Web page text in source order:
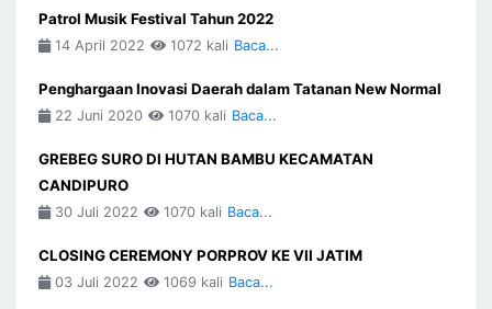
Patrol Musik Festival Tahun 2022
14 April 2022 1072 kali Baca...
Penghargaan Inovasi Daerah dalam Tatanan New Normal
22 Juni 2020 1070 kali Baca...
GREBEG SURO DI HUTAN BAMBU KECAMATAN
CANDIPURO
30 Juli 2022 1070 kali Baca...
CLOSING CEREMONY PORPROV KE VII JATIM
03 Juli 2022 1069 kali Baca...